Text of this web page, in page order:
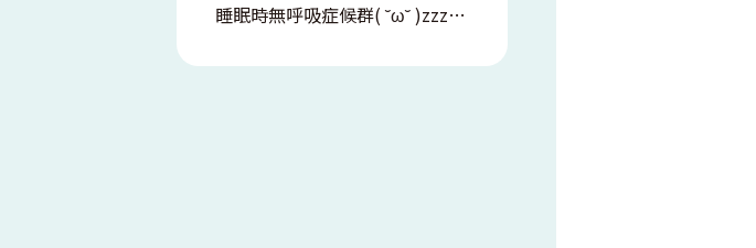
睡眠時無呼吸症候群( ˘ω˘ )zzz…